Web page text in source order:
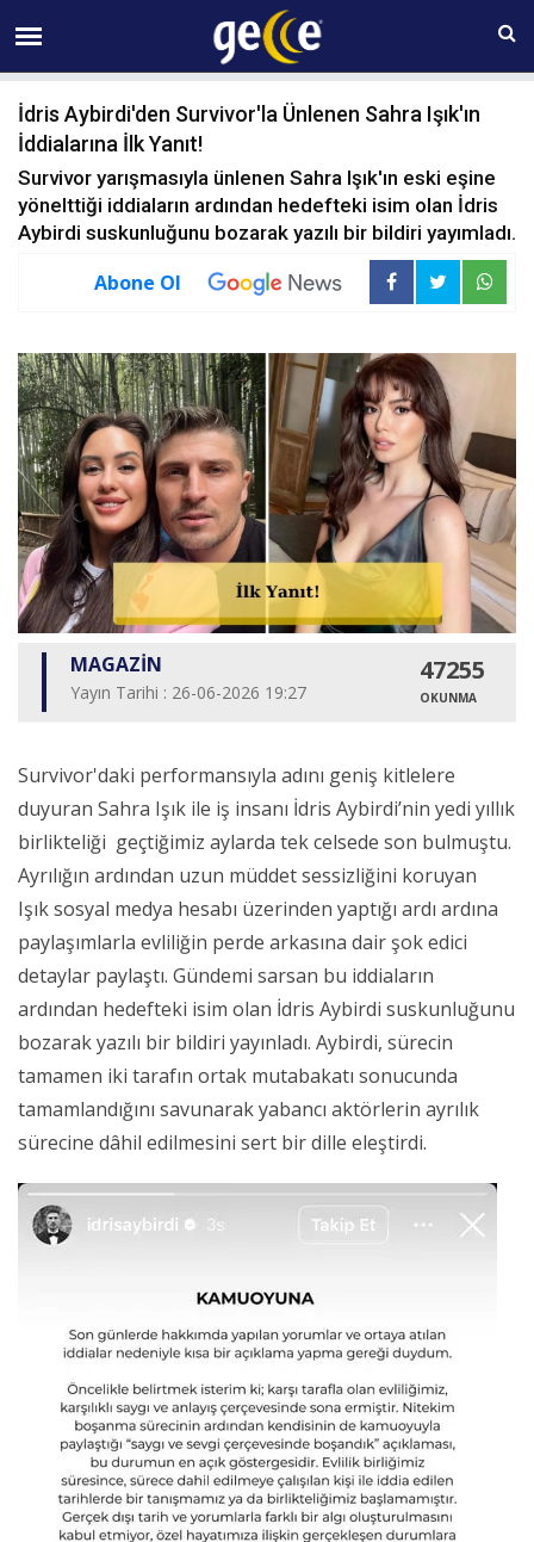
09 AĞUSTOS Pazar 06:50
İdris Aybirdi'den Survivor'la Ünlenen Sahra Işık'ın
İddialarına İlk Yanıt!
Survivor yarışmasıyla ünlenen Sahra Işık'ın eski eşine
yönelttiği iddiaların ardından hedefteki isim olan İdris
Aybirdi suskunluğunu bozarak yazılı bir bildiri yayımladı.
Abone Ol
MAGAZİN
Yayın Tarihi : 26-06-2026 19:27
47255
OKUNMA
Survivor'daki performansıyla adını geniş kitlelere
duyuran Sahra Işık ile iş insanı İdris Aybirdi’nin yedi yıllık
birlikteliği geçtiğimiz aylarda tek celsede son bulmuştu.
Ayrılığın ardından uzun müddet sessizliğini koruyan
Işık sosyal medya hesabı üzerinden yaptığı ardı ardına
paylaşımlarla evliliğin perde arkasına dair şok edici
detaylar paylaştı. Gündemi sarsan bu iddiaların
ardından hedefteki isim olan İdris Aybirdi suskunluğunu
bozarak yazılı bir bildiri yayınladı. Aybirdi, sürecin
tamamen iki tarafın ortak mutabakatı sonucunda
tamamlandığını savunarak yabancı aktörlerin ayrılık
sürecine dâhil edilmesini sert bir dille eleştirdi.